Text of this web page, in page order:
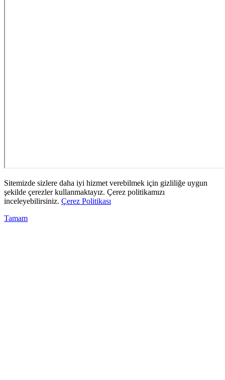
Sitemizde sizlere daha iyi hizmet verebilmek için gizliliğe uygun
şekilde çerezler kullanmaktayız. Çerez politikamızı
inceleyebilirsiniz. Çerez Politikası
Tamam